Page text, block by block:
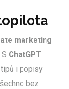
marketing
ChatGPT
i popisy
bez